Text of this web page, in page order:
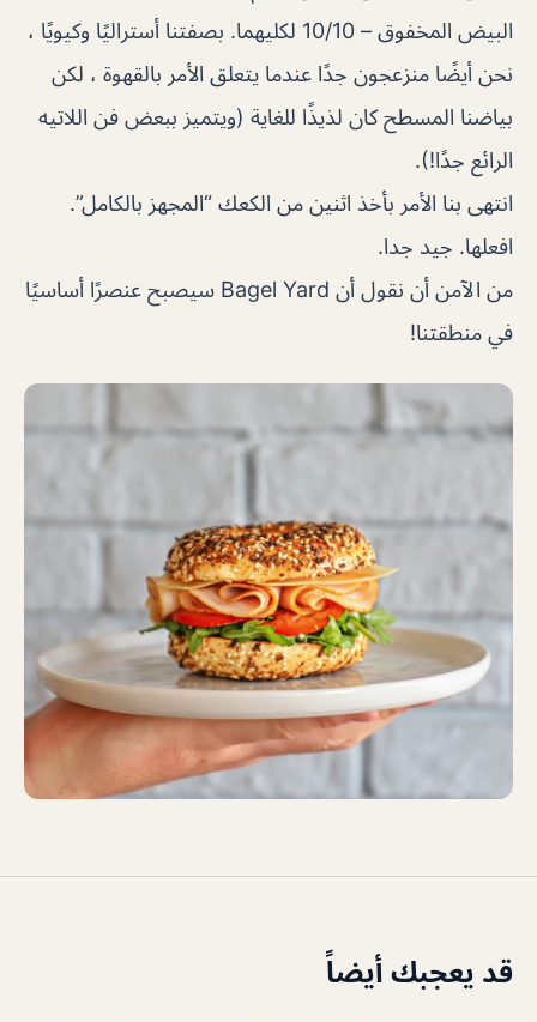
البيض المخفوق – 10/10 لكليهما. بصفتنا أستراليًا وكيويًا ،
نحن أيضًا منزعجون جدًا عندما يتعلق الأمر بالقهوة ، لكن
بياضنا المسطح كان لذيذًا للغاية (ويتميز ببعض فن اللاتيه
الرائع جدًا!).
انتهى بنا الأمر بأخذ اثنين من الكعك “المجهز بالكامل”.
افعلها. جيد جدا.
من الآمن أن نقول أن Bagel Yard سيصبح عنصرًا أساسيًا
في منطقتنا!
قد يعجبك أيضاً